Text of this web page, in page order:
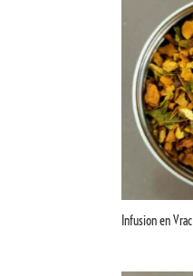
Infusion en Vrac